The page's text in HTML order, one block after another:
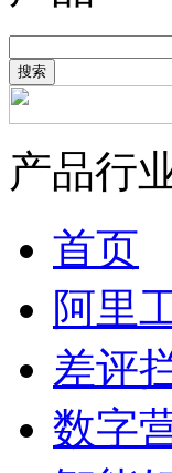
搜索
产品行
首页
阿里
差评
数字